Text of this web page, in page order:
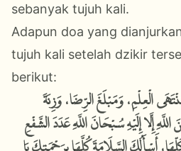
sebanyak tujuh kali.
Adapun doa yang
tujuh kali setelah dzikir
berikut:
الْعِلْمِ، وَمَبْلَغَ الرِّضَا، وَزِنَةَ
إِلَّا إِلَيْهِ سُبْحَانَ اللَّهِ عَدَدَ الشَّفْعِ